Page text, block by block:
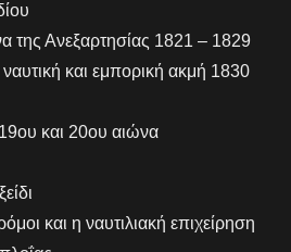
της Ανεξαρτησίας 1821 – 1829
ναυτική και εμπορική ακμή 1830
και 20ου αιώνα
και η ναυτιλιακή επιχείρηση